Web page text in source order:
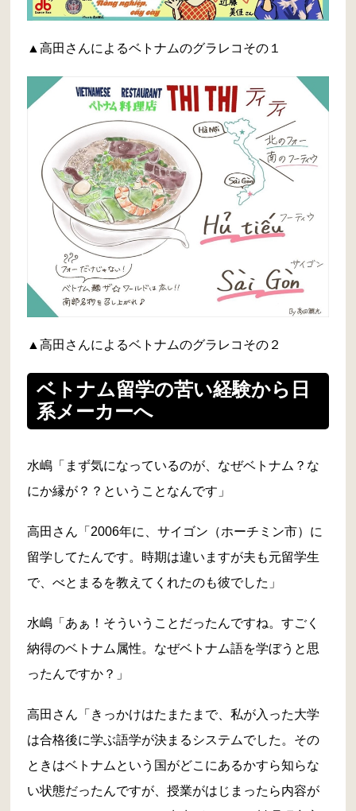
▲高田さんによるベトナムのグラレコその１
▲高田さんによるベトナムのグラレコその２
ベトナム留学の苦い経験から日
系メーカーへ
水嶋「まず気になっているのが、なぜベトナム？な
にか縁が？？ということなんです」
高田さん「2006年に、サイゴン（ホーチミン市）に
留学してたんです。時期は違いますが夫も元留学生
で、べとまるを教えてくれたのも彼でした」
水嶋「あぁ！そういうことだったんですね。すごく
納得のベトナム属性。なぜベトナム語を学ぼうと思
ったんですか？」
高田さん「きっかけはたまたまで、私が入った大学
は合格後に学ぶ語学が決まるシステムでした。その
ときはベトナムという国がどこにあるかすら知らな
い状態だったんですが、授業がはじまったら内容が